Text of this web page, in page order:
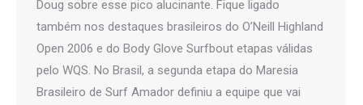
Doug sobre esse pico alucinante. Fique ligado
também nos destaques brasileiros do O’Neill Highland
Open 2006 e do Body Glove Surfbout etapas válidas
pelo WQS. No Brasil, a segunda etapa do Maresia
Brasileiro de Surf Amador definiu a equipe que vai